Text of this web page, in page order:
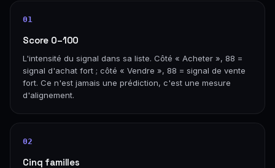
01
Score 0–100
L'intensité du signal dans sa liste. Côté « Acheter », 88 =
signal d'achat fort ; côté « Vendre », 88 = signal de vente
fort. Ce n'est jamais une prédiction, c'est une mesure
d'alignement.
02
Cinq familles